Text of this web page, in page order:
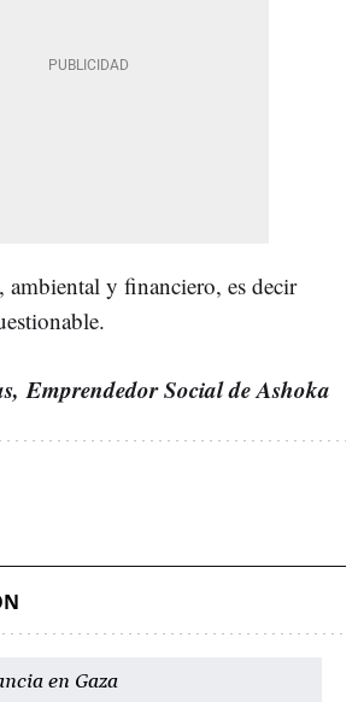
y financiero, es decir
Emprendedor Social de Ashoka
en Gaza